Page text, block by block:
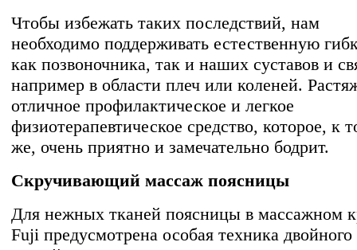
Чтобы избежать таких последствий, нам
необходимо поддерживать естественную
как позвоночника, так и наших суставов и
например в области плеч или коленей.
отличное профилактическое и легкое
физиотерапевтическое средство, которое, к
же, очень приятно и замечательно бодрит.
Скручивающий массаж поясницы
Для нежных тканей поясницы в массажном
Fuji предусмотрена особая техника двойного